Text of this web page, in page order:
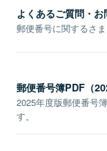
よくあるご質問・
郵便番号に関するさ
郵便番号簿PDF（
2025年度版郵便番号
す。